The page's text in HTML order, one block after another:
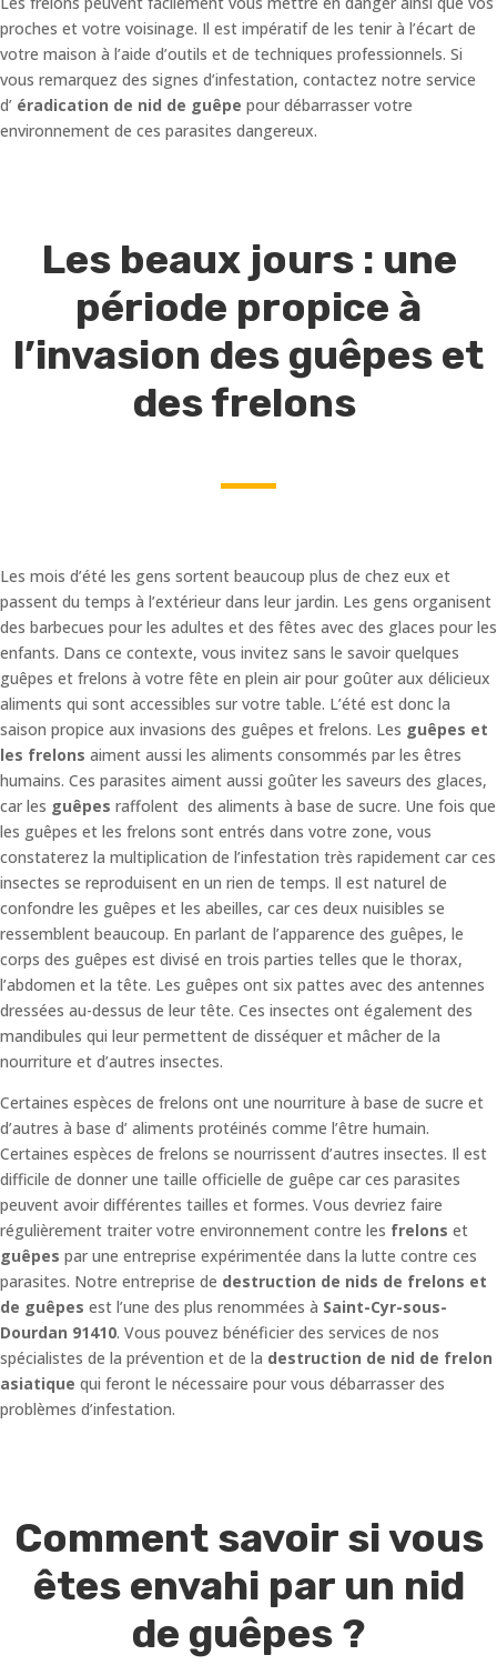
proches et votre voisinage. Il est impératif de les tenir à l’écart de
votre maison à l’aide d’outils et de techniques professionnels. Si
vous remarquez des signes d’infestation, contactez notre service
d’ éradication de nid de guêpe pour débarrasser votre
environnement de ces parasites dangereux.
Les beaux jours : une
période propice à
l’invasion des guêpes et
des frelons
Les mois d’été les gens sortent beaucoup plus de chez eux et
passent du temps à l’extérieur dans leur jardin. Les gens organisent
des barbecues pour les adultes et des fêtes avec des glaces pour les
enfants. Dans ce contexte, vous invitez sans le savoir quelques
guêpes et frelons à votre fête en plein air pour goûter aux délicieux
aliments qui sont accessibles sur votre table. L’été est donc la
saison propice aux invasions des guêpes et frelons. Les guêpes et
les frelons aiment aussi les aliments consommés par les êtres
humains. Ces parasites aiment aussi goûter les saveurs des glaces,
car les guêpes raffolent des aliments à base de sucre. Une fois que
les guêpes et les frelons sont entrés dans votre zone, vous
constaterez la multiplication de l’infestation très rapidement car ces
insectes se reproduisent en un rien de temps. Il est naturel de
confondre les guêpes et les abeilles, car ces deux nuisibles se
ressemblent beaucoup. En parlant de l’apparence des guêpes, le
corps des guêpes est divisé en trois parties telles que le thorax,
l’abdomen et la tête. Les guêpes ont six pattes avec des antennes
dressées au-dessus de leur tête. Ces insectes ont également des
mandibules qui leur permettent de disséquer et mâcher de la
nourriture et d’autres insectes.
Certaines espèces de frelons ont une nourriture à base de sucre et
d’autres à base d’ aliments protéinés comme l’être humain.
Certaines espèces de frelons se nourrissent d’autres insectes. Il est
difficile de donner une taille officielle de guêpe car ces parasites
peuvent avoir différentes tailles et formes. Vous devriez faire
régulièrement traiter votre environnement contre les frelons et
guêpes par une entreprise expérimentée dans la lutte contre ces
parasites. Notre entreprise de destruction de nids de frelons et
de guêpes est l’une des plus renommées à Saint-Cyr-sous-
Dourdan 91410. Vous pouvez bénéficier des services de nos
spécialistes de la prévention et de la destruction de nid de frelon
asiatique qui feront le nécessaire pour vous débarrasser des
problèmes d’infestation.
Comment savoir si vous
êtes envahi par un nid
de guêpes ?